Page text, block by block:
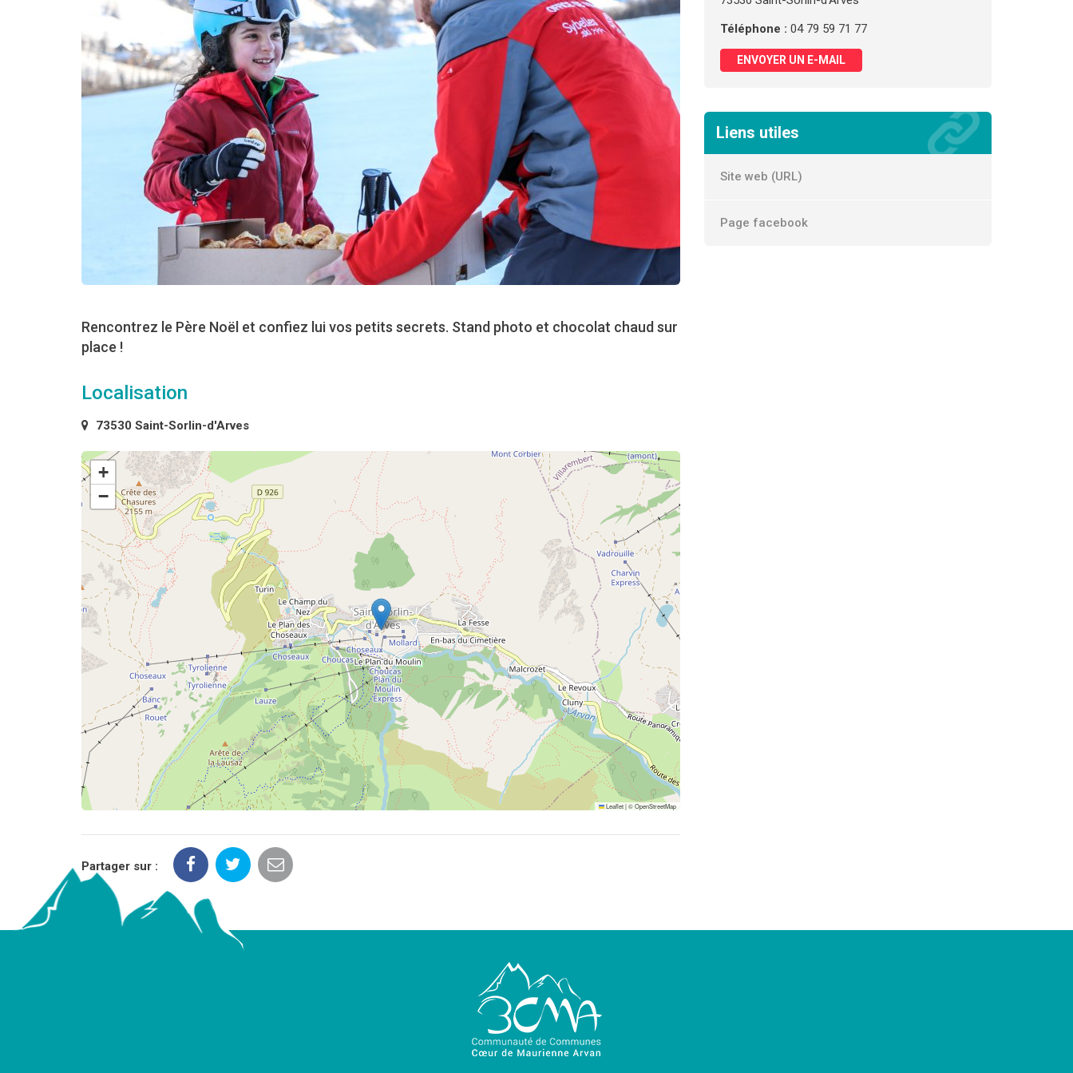
Rencontrez le Père Noël et confiez lui vos petits secrets. Stand photo et chocolat chaud sur
place !
Localisation
73530 Saint-Sorlin-d'Arves
+
−
Leaflet|©OpenStreetMap
Téléphone : 04 79 59 71 77
ENVOYER UN E-MAIL
Liens utiles
Site web (URL)
Page facebook
Partager sur :